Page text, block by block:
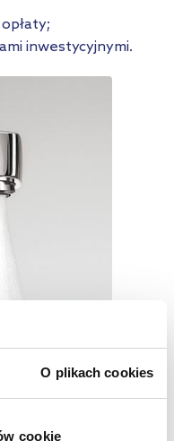
O plikach cookies
cookie
inwestycyjnymi.